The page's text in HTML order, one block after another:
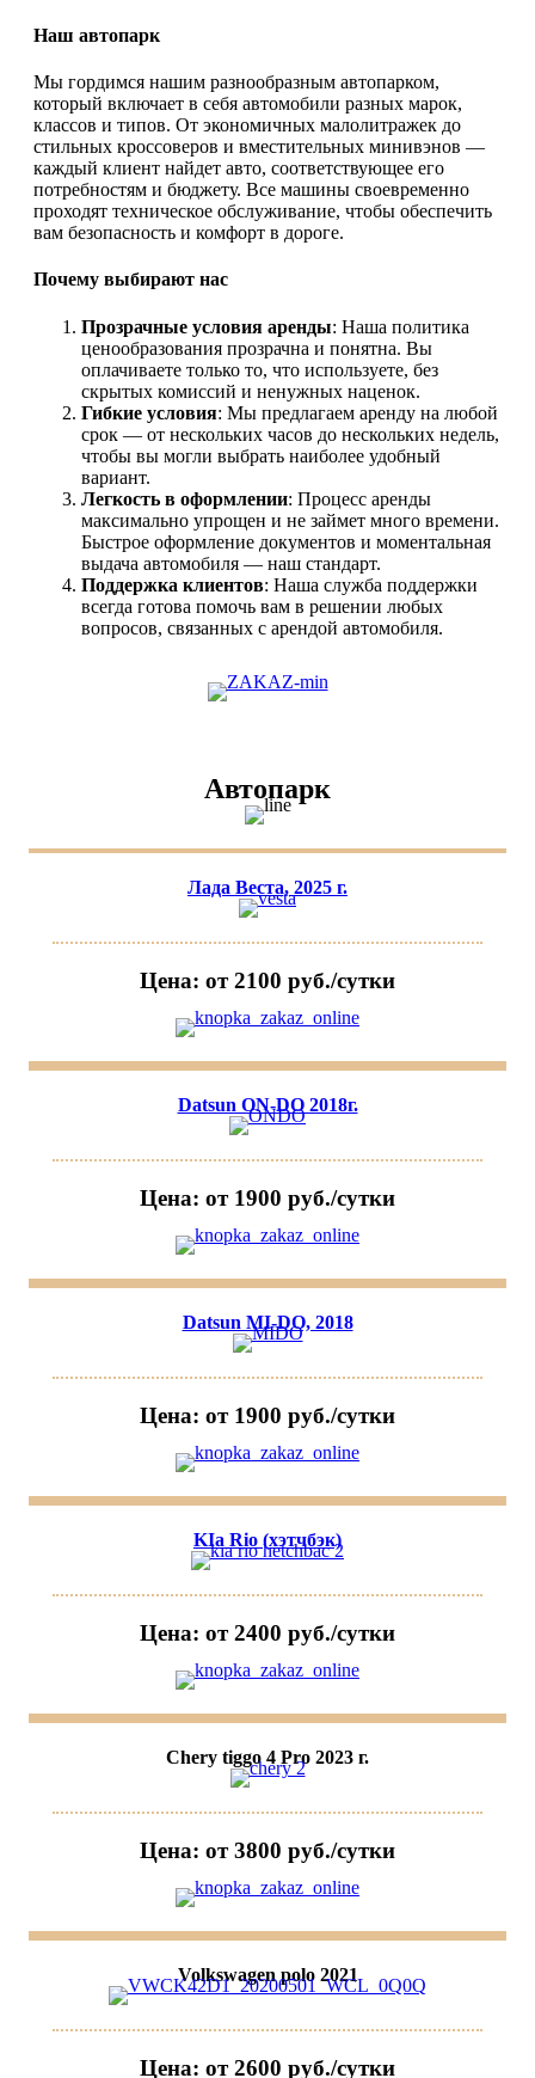
Наш автопарк
Мы гордимся нашим разнообразным автопарком,
который включает в себя автомобили разных марок,
классов и типов. От экономичных малолитражек до
стильных кроссоверов и вместительных минивэнов —
каждый клиент найдет авто, соответствующее его
потребностям и бюджету. Все машины своевременно
проходят техническое обслуживание, чтобы обеспечить
вам безопасность и комфорт в дороге.
Почему выбирают нас
Прозрачные условия аренды: Наша политика
ценообразования прозрачна и понятна. Вы
оплачиваете только то, что используете, без
скрытых комиссий и ненужных наценок.
Гибкие условия: Мы предлагаем аренду на любой
срок — от нескольких часов до нескольких недель,
чтобы вы могли выбрать наиболее удобный
вариант.
Легкость в оформлении: Процесс аренды
максимально упрощен и не займет много времени.
Быстрое оформление документов и моментальная
выдача автомобиля — наш стандарт.
Поддержка клиентов: Наша служба поддержки
всегда готова помочь вам в решении любых
вопросов, связанных с арендой автомобиля.
Автопарк
Лада Веста, 2025 г.
Цена: от 2100 руб./сутки
Datsun ON-DO 2018г.
Цена: от 1900 руб./сутки
Datsun MI-DO, 2018
Цена: от 1900 руб./сутки
KIa Rio (хэтчбэк)
Цена: от 2400 руб./сутки
Chery tiggo 4 Pro 2023 г.
Цена: от 3800 руб./сутки
Volkswagen polo 2021
Цена: от 2600 руб./сутки